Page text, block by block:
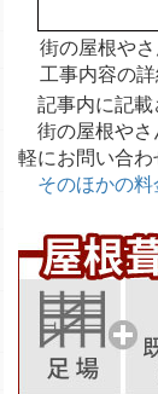
街の屋根や
工事内容の
記事内に記載
街の屋根やさ
軽にお問い合わ
そのほかの料